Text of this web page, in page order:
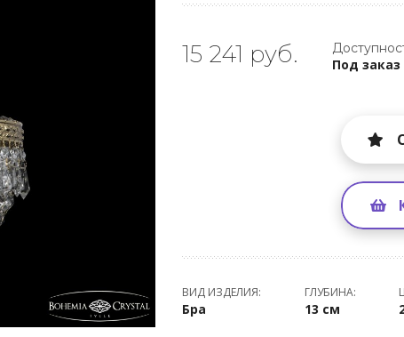
15 241 руб. Под
ВИД ИЗДЕЛИЯ:
Бра
ГЛУБИНА:
13 см